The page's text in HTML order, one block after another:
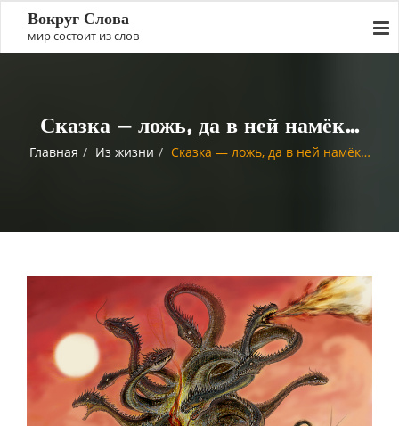
Вокруг Слова
мир состоит из слов
Сказка — ложь, да в ней намёк…
Главная Из жизни Сказка — ложь, да в ней намёк…